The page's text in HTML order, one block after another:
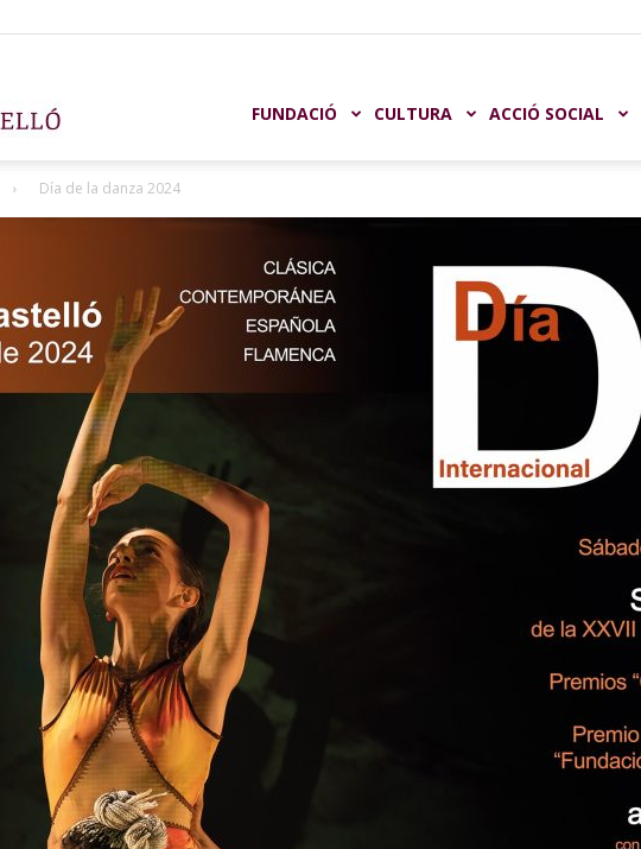
Caja
Castellón
FUNDACIÓ CULTURA ACCIÓ SOCIAL
Día de la danza 2024